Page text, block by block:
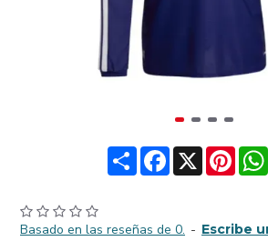
ShareFacebook
X
Basado en las reseñas de 0. - Escribe